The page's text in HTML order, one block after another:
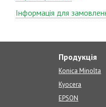
Інформація для
Продукція
Konica Minolta
Kyocera
EPSON